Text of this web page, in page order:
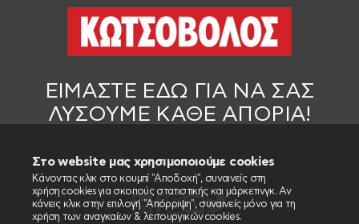
Στο website μας χρησιμοποιούμε cookies
Κάνοντας κλικ στο κουμπί "Αποδοχή", συναινείς στη
χρήση cookies για σκοπούς στατιστικής και μάρκετινγκ. Αν
κάνεις κλικ στην επιλογή "Απόρριψη", συναινείς μόνο για τη
χρήση των αναγκαίων & λειτουργικών cookies.
ΕΙΜΑΣΤΕ ΕΔΩ ΓΙΑ ΝΑ ΣΑΣ
ΛΥΣΟΥΜΕ ΚΑΘΕ ΑΠΟΡΙΑ!